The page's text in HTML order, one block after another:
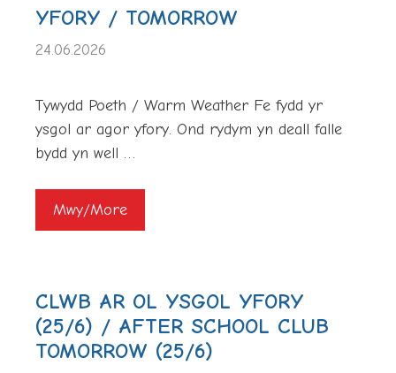
YFORY / TOMORROW
24.06.2026
Tywydd Poeth / Warm Weather Fe fydd yr
ysgol ar agor yfory. Ond rydym yn deall falle
bydd yn well …
Mwy/More
CLWB AR OL YSGOL YFORY
(25/6) / AFTER SCHOOL CLUB
TOMORROW (25/6)